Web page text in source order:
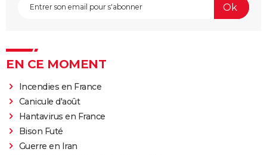
EN CE MOMENT
Incendies en France
Canicule d'août
Hantavirus en France
Bison Futé
Guerre en Iran